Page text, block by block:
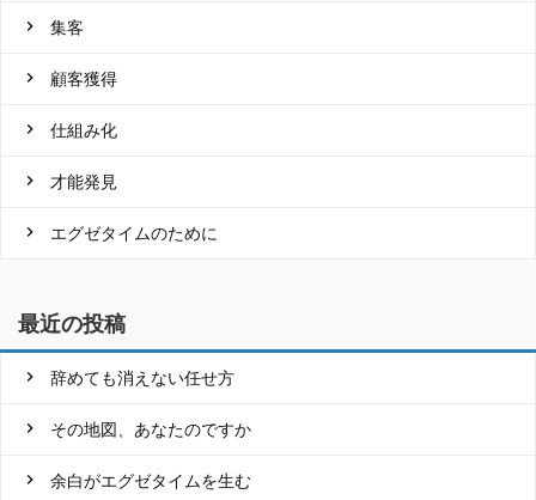
集客
顧客獲得
仕組み化
才能発見
エグゼタイムのために
最近の投稿
辞めても消えない任せ方
その地図、あなたのですか
余白がエグゼタイムを生む